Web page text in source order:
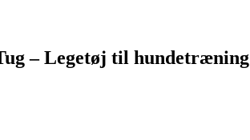
– Legetøj til hundetræning